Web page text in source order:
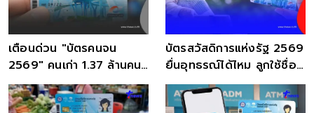
เตือนด่วน "บัตรคนจน
2569" คนเก่า 1.37 ล้านคน
อาจเสียสิทธิ
บัตรสวัสดิการแห่งรัฐ 2569
ยื่นอุทธรณ์ได้ไหม ลูกใช้ชื่อ
พ่อแม่ลดหย่อนภาษี